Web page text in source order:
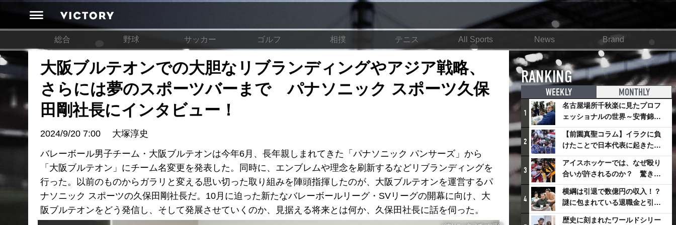
総合 野球 サッカー ゴルフ 相撲 テニス All Sports News Brand
大阪ブルテオンでの大胆なリブランディングやアジア戦略、
さらには夢のスポーツバーまで パナソニック スポーツ久保
田剛社長にインタビュー！
2024/9/20 7:00
大塚淳史
バレーボール男子チーム・大阪ブルテオンは今年6月、長年親しまれてきた「パナソニック パンサーズ」から
「大阪ブルテオン」にチーム名変更を発表した。同時に、エンブレムや理念を刷新するなどリブランディングを
行った。以前のものからガラリと変える思い切った取り組みを陣頭指揮したのが、大阪ブルテオンを運営するパ
ナソニック スポーツの久保田剛社長だ。10月に迫った新たなバレーボールリーグ・SVリーグの開幕に向け、大
阪ブルテオンをどう発信し、そして発展させていくのか、見据える将来とは何か、久保田社長に話を伺った。
RANKING
WEEKLY MONTHLY
1
名古屋場所千秋楽に見たプロフ
ェッショナルの世界～安青錦の
優勝を巡るさまざまなドラマ
2
【前園真聖コラム】イラクに負
けたことで日本代表に起きたプ
ラスとは
3
アイスホッケーでは、なぜ殴り
合いが許されるのか？ 驚きの
「ファイティング」ルールにつ
いて
4
横綱は引退で数億円の収入！？
謎に包まれている退職金と引退
相撲興行
歴史に刻まれたワールドシリー